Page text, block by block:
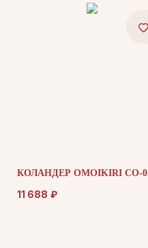
КОЛАНДЕР OMOIKIRI CO-
11 688 ₽
+7 (905) 208-46-36
телефон для связи